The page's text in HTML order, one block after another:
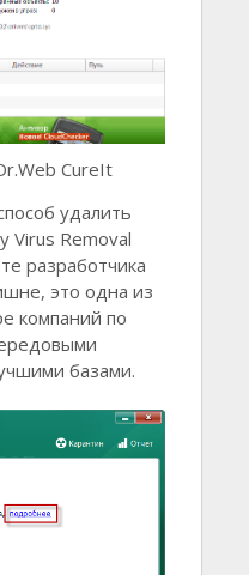
CureIt
удалить
Virus Removal
разработчика
это одна из
компаний по
базами.